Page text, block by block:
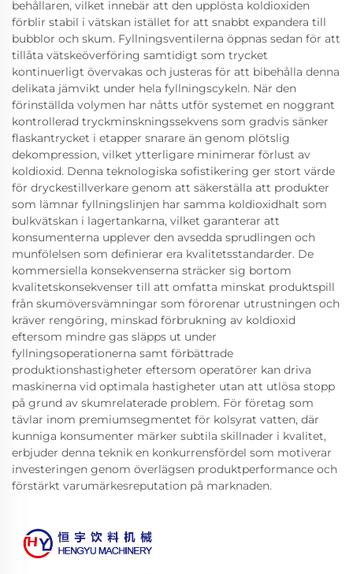
behållaren, vilket innebär att den upplösta koldioxiden
förblir stabil i vätskan istället for att snabbt expandera till
bubblor och skum. Fyllningsventilerna öppnas sedan för att
tillåta vätskeöverföring samtidigt som trycket
kontinuerligt övervakas och justeras för att bibehålla denna
delikata jämvikt under hela fyllningscykeln. När den
förinställda volymen har nåtts utför systemet en noggrant
kontrollerad tryckminskningssekvens som gradvis sänker
flaskantrycket i etapper snarare än genom plötslig
dekompression, vilket ytterligare minimerar förlust av
koldioxid. Denna teknologiska sofistikering ger stort värde
för dryckestillverkare genom att säkerställa att produkter
som lämnar fyllningslinjen har samma koldioxidhalt som
bulkvätskan i lagertankarna, vilket garanterar att
konsumenterna upplever den avsedda sprudlingen och
munfölelsen som definierar era kvalitetsstandarder. De
kommersiella konsekvenserna sträcker sig bortom
kvalitetskonsekvenser till att omfatta minskat produktspill
från skumöversvämningar som förorenar utrustningen och
kräver rengöring, minskad förbrukning av koldioxid
eftersom mindre gas släpps ut under
fyllningsoperationerna samt förbättrade
produktionshastigheter eftersom operatörer kan driva
maskinerna vid optimala hastigheter utan att utlösa stopp
på grund av skumrelaterade problem. För företag som
tävlar inom premiumsegmentet för kolsyrat vatten, där
kunniga konsumenter märker subtila skillnader i kvalitet,
erbjuder denna teknik en konkurrensfördel som motiverar
investeringen genom överlägsen produktperformance och
förstärkt varumärkesreputation på marknaden.